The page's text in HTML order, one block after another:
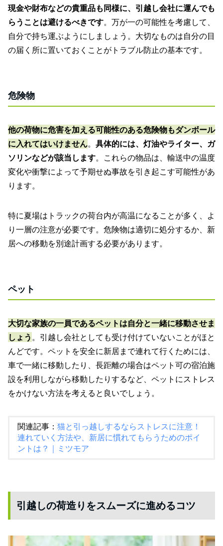
現金や財布などの貴重品も同様に、引越し会社に運んでも
らうことは避けるべきです。万が一の可能性を考慮して、
自分で持ち運ぶようにしましょう。大切なものは自分の目
の届く所に置いておくことがトラブル防止の基本です。
危険物
他の荷物に危害を加える可能性のある危険物もダンボール
に入れてはいけません。 具体的には、灯油やライター、ガ
ソリンなどが該当します。これらの物品は、輸送中の温度
変化や衝撃によって予期せぬ事故を引き起こす可能性があ
ります。
特に夏場はトラックの荷台内が高温になることが多く、よ
り一層の注意が必要です。危険物は適切に処分するか、新
居への移動を別途計画する必要があります。
ペット
大切な家族の一員であるペットは自分と一緒に移動させま
しょう 。引越し会社としても受け付けていないことがほと
んどです。ペットを安全に新居まで連れて行くためには、
車で一緒に移動したり、長距離の場合はペット可の宿泊施
設を利用しながら移動したりするなど、ペットにストレス
をかけない方法を考えると良いでしょう。
関連記事： 猫と引っ越しするならストレスに注意！
連れていく方法や、新居に慣れてもらうためのポイ
ントは？｜ミツモア
引越しの荷造りをスムーズに進めるコツ